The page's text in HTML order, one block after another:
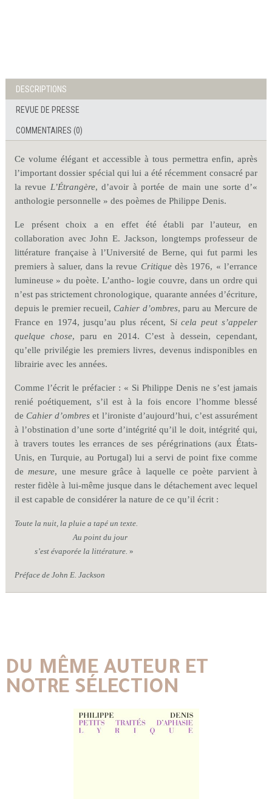
DESCRIPTIONS
REVUE DE PRESSE
COMMENTAIRES (0)
Ce volume élégant et accessible à tous permettra enfin, après
l’important dossier spécial qui lui a été récemment consacré par
la revue L’Étrangère, d’avoir à portée de main une sorte d’«
anthologie personnelle » des poèmes de Philippe Denis.
Le présent choix a en effet été établi par l’auteur, en
collaboration avec John E. Jackson, longtemps professeur de
littérature française à l’Université de Berne, qui fut parmi les
premiers à saluer, dans la revue Critiquedès 1976, « l’errance
lumineuse » du poète. L’antho- logie couvre, dans un ordre qui
n’est pas strictement chronologique, quarante années d’écriture,
depuis le premier recueil, Cahier d’ombres, paru au Mercure de
France en 1974, jusqu’au plus récent, Si cela peut s’appeler
quelque chose, paru en 2014. C’est à dessein, cependant,
qu’elle privilégie les premiers livres, devenus indisponibles en
librairie avec les années.
Comme l’écrit le préfacier : « Si Philippe Denis ne s’est jamais
renié poétiquement, s’il est à la fois encore l’homme blessé
de Cahier d’ombreset l’ironiste d’aujourd’hui, c’est assurément
à l’obstination d’une sorte d’intégrité qu’il le doit, intégrité qui,
à travers toutes les errances de ses pérégrinations (aux États-
Unis, en Turquie, au Portugal) lui a servi de point fixe comme
demesure, une mesure grâce à laquelle ce poète parvient à
rester fidèle à lui-même jusque dans le détachement avec lequel
il est capable de considérer la nature de ce qu’il écrit :
Toute la nuit, la pluie a tapé un texte.
Au point du jour
s’est évaporée la littérature. »
Préface de John E. Jackson
DU MÊME AUTEUR ET
NOTRE SÉLECTION